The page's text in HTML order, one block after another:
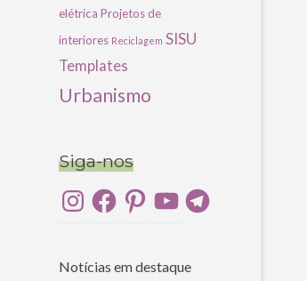
elétrica Projetos de
interiores Reciclagem SISU
Templates
Urbanismo
Siga-nos
InstagramFacebookPinterestYouTubeTelegram
Notícias em destaque